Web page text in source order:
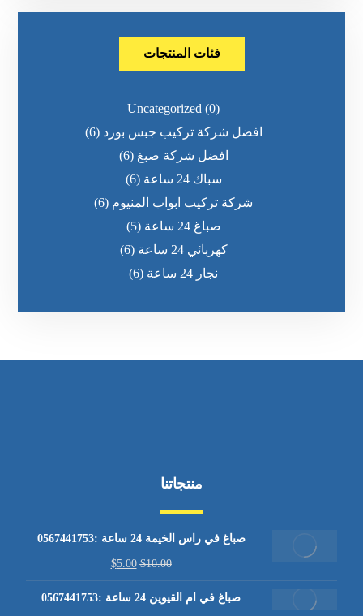
فئات المنتجات
Uncategorized (0)
افضل شركة تركيب جبس بورد (6)
افضل شركة صبغ (6)
سباك 24 ساعة
(6)
شركة تركيب ابواب المنيوم (6)
صباغ 24 ساعة
(5)
كهربائي 24 ساعة
(6)
نجار 24 ساعة
(6)
منتجاتنا
صباغ في راس الخيمة 24 ساعة :0567441753
$10.00
$5.00
صباغ في ام القيوين 24 ساعة :0567441753